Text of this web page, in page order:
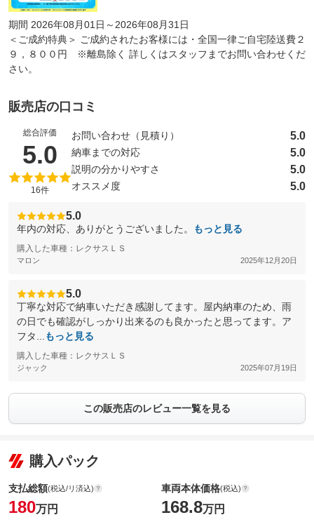
期間 2026年08月01日～2026年08月31日
＜ご成約特典＞ ご成約されたお客様には・全国一律ご自宅陸送費２
９，８００円 ※離島除く 詳しくはスタッフまでお問い合わせくだ
さい。
販売店の口コミ
総合評価
5.0 （5点満点中）
16件
お問い合わせ（見積り） 5.0
納車までの対応 5.0
説明の分かりやすさ 5.0
オススメ度 5.0
5.0
年内の対応、ありがとうございました。 もっと見る
購入した車種：レクサスＬＳ
マロン 2025年12月20日
5.0
丁寧な対応で納車いただき感謝してます。屋内納車のため、雨
の日でも確認がしっかり出来るのも良かったと思ってます。ア
フタ...
もっと見る
購入した車種：レクサスＬＳ
ジャック 2025年07月19日
この販売店のレビュー一覧を見る
購入パック
支払総額(税込/リ済込)
180万円
車両本体価格(税込)
168.8万円